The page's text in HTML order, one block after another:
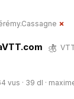
vus · 39 dl ·